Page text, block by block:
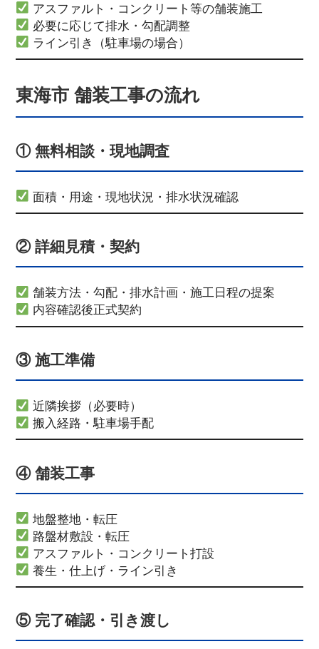
アスファルト・コンクリート等の舗装施工
必要に応じて排水・勾配調整
ライン引き（駐車場の場合）
東海市 舗装工事の流れ
① 無料相談・現地調査
面積・用途・現地状況・排水状況確認
② 詳細見積・契約
舗装方法・勾配・排水計画・施工日程の提案
内容確認後正式契約
③ 施工準備
近隣挨拶（必要時）
搬入経路・駐車場手配
④ 舗装工事
地盤整地・転圧
路盤材敷設・転圧
アスファルト・コンクリート打設
養生・仕上げ・ライン引き
⑤ 完了確認・引き渡し